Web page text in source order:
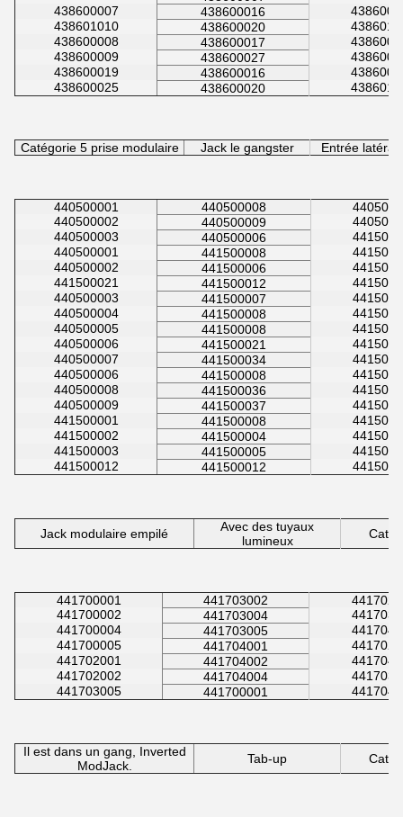
438600007
438600016
438601010
438600020
438600008
438600017
438600009
438600027
438600019
438600016
438600025
438600020
Catégorie 5 prise modulaire Jack le gangster Entrée
440500001 440500008
440500002
440500009
440500003
440500006
440500001
441500008
440500002
441500006
441500021
441500012
440500003
441500007
440500004
441500008
440500005
441500008
440500006
441500021
440500007
441500034
440500006
441500008
440500008
441500036
440500009
441500037
441500001
441500008
441500002
441500004
441500003
441500005
441500012
441500012
Jack modulaire empilé
Avec des tuyaux
lumineux
441700001 441703002
441700002
441703004
441700004
441703005
441700005
441704001
441702001
441704002
441702002
441704004
441703005
441700001
Il est dans un gang, Inverted
ModJack.
Tab-up